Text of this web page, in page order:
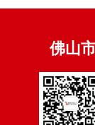
佛山